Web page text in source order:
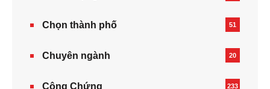
Chọn thành phố 51
Chuyên ngành 20
Công Chứng 233